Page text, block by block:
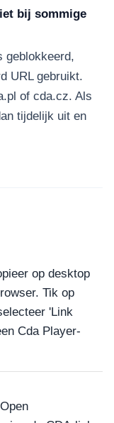
bij sommige
geblokkeerd,
URL gebruikt.
of cda.cz. Als
tijdelijk uit en
op desktop
Tik op
'Link
Cda Player-
Open